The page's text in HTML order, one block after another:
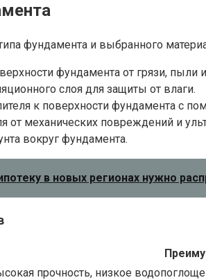
фундамента и выбранного
фундамента от грязи, пыли и
слоя для защиты от влаги.
к поверхности фундамента с
от механических повреждений и
вокруг фундамента.
в новых регионах нужно
прочность, низкое